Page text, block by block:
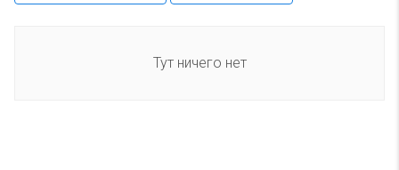
Тут ничего нет